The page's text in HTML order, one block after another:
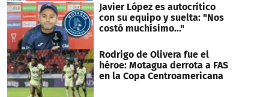
Javier López es autocrítico
con su equipo y suelta: "Nos
costó muchísimo..."
Rodrigo de Olivera fue el
héroe: Motagua derrota a FAS
en la Copa Centroamericana